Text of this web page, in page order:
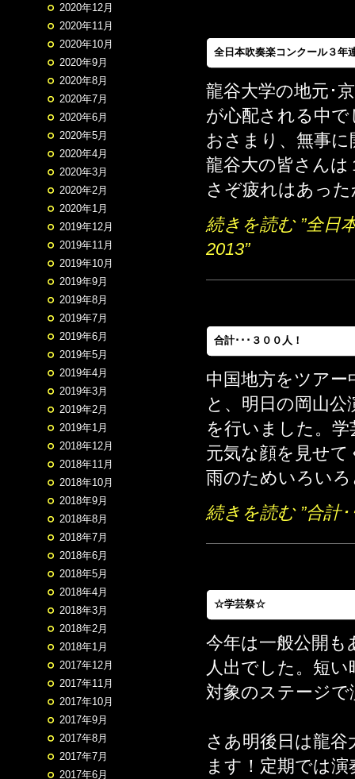
2020年12月
2020年11月
2020年10月
2020年9月
2020年8月
2020年7月
2020年6月
2020年5月
2020年4月
2020年3月
2020年2月
2020年1月
2019年12月
2019年11月
2019年10月
2019年9月
2019年8月
2019年7月
2019年6月
2019年5月
2019年4月
2019年3月
2019年2月
2019年1月
2018年12月
2018年11月
2018年10月
2018年9月
2018年8月
2018年7月
2018年6月
2018年5月
2018年4月
2018年3月
2018年2月
2018年1月
2017年12月
2017年11月
2017年10月
2017年9月
2017年8月
2017年7月
2017年6月
全日本吹奏楽コンクール３年
龍谷大学の地元･
が心配される中
おさまり、無事
龍谷大の皆さん
さぞ疲れはあっ
続きを読む ”全日
2013”
合計･･･３００人！
中国地方をツアー
と、明日の岡山
を行いました。
元気な顔を見せ
雨のためいろい
続きを読む ”合計･
☆学芸祭☆
今年は一般公開
人出でした。短
対象のステージ
さあ明後日は龍
ます！定期では演